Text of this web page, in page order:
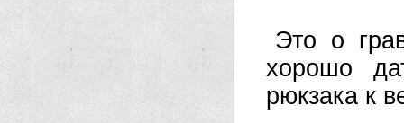
Это о
хорошо
рюкзака к